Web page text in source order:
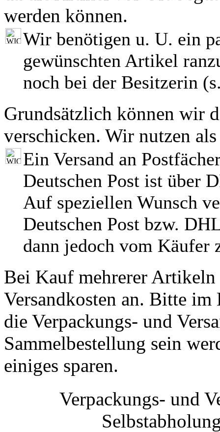
werden können.
Wir benötigen u. U. ein
gewünschten Artikel
noch bei der Besitzerin
Grundsätzlich können wir
verschicken. Wir nutzen
Ein Versand an
Deutschen Post ist über
Auf speziellen Wunsch
Deutschen Post bzw.
dann jedoch vom Käufer
Bei Kauf mehrerer
Versandkosten an. Bitte
die Verpackungs- und
Sammelbestellung sein
einiges sparen.
Verpackungs- und